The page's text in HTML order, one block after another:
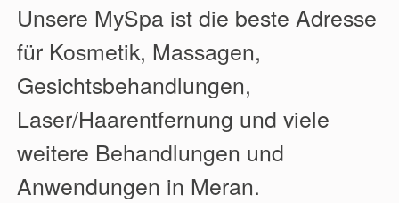
Unsere MySpa ist die beste Adresse
für Kosmetik, Massagen,
Gesichtsbehandlungen,
Laser/Haarentfernung und viele
weitere Behandlungen und
Anwendungen in Meran.